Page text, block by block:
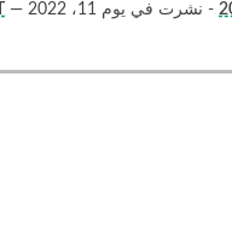
— - نشرت في يوم 11، 2022